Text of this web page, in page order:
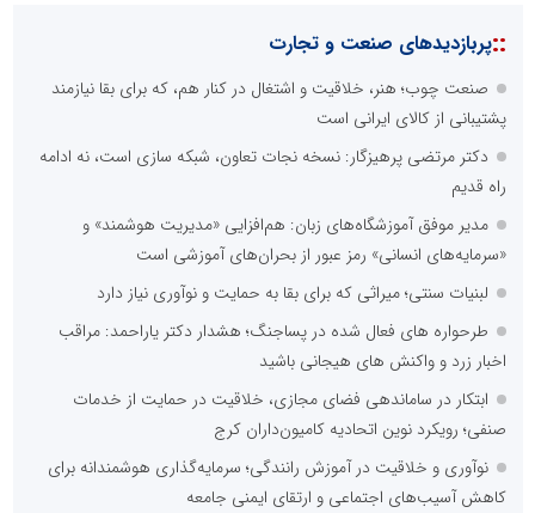
::پربازدیدهای صنعت و تجارت
صنعت چوب؛ هنر، خلاقیت و اشتغال در کنار هم، که برای بقا نیازمند
پشتیبانی از کالای ایرانی است
دکتر مرتضی پرهیزگار: نسخه نجات تعاون، شبکه سازی است، نه ادامه
راه قدیم
مدیر موفق آموزشگاه‌های زبان: هم‌افزایی «مدیریت هوشمند» و
«سرمایه‌های انسانی» رمز عبور از بحران‌های آموزشی است
لبنیات سنتی؛ میراثی که برای بقا به حمایت و نوآوری نیاز دارد
طرحواره های فعال شده در پساجنگ؛ هشدار دکتر یاراحمد: مراقب
اخبار زرد و واکنش های هیجانی باشید
ابتکار در ساماندهی فضای مجازی، خلاقیت در حمایت از خدمات
صنفی؛ رویکرد نوین اتحادیه کامیون‌داران کرج
نوآوری و خلاقیت در آموزش رانندگی؛ سرمایه‌گذاری هوشمندانه برای
کاهش آسیب‌های اجتماعی و ارتقای ایمنی جامعه